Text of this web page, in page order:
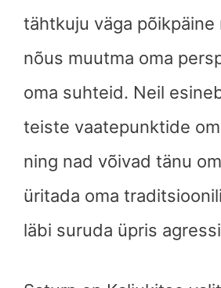
tähtkuju väga põikpäine
nõus muutma oma
oma suhteid. Neil
teiste vaatepunktide
ning nad võivad tänu
üritada oma
läbi suruda üpris